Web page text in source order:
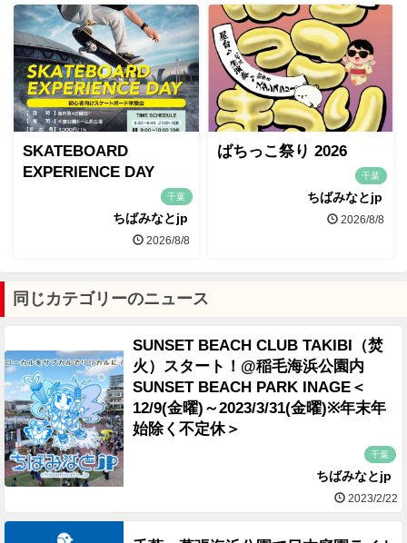
SKATEBOARD
EXPERIENCE DAY
千葉
ちばみなとjp
2026/8/8
ばちっこ祭り 2026
千葉
ちばみなとjp
2026/8/8
同じカテゴリーのニュース
SUNSET BEACH CLUB TAKIBI（焚
火）スタート！@稲毛海浜公園内
SUNSET BEACH PARK INAGE＜
12/9(金曜)～2023/3/31(金曜)※年末年
始除く不定休＞
千葉
ちばみなとjp
2023/2/22